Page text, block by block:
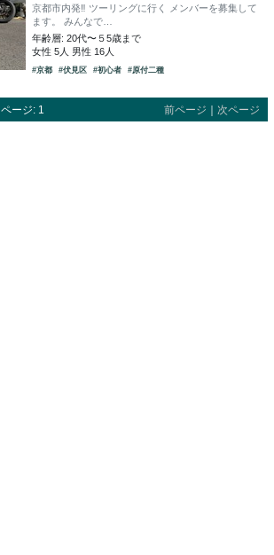
京都市内発‼️ ツーリングに行く メンバーを募集して
ます。 みんなで…
年齢層: 20代〜５5歳まで
女性 5人 男性 16人
#京都 #伏見区 #初心者 #原付二種
ページ: 1 前ページ ｜ 次ページ